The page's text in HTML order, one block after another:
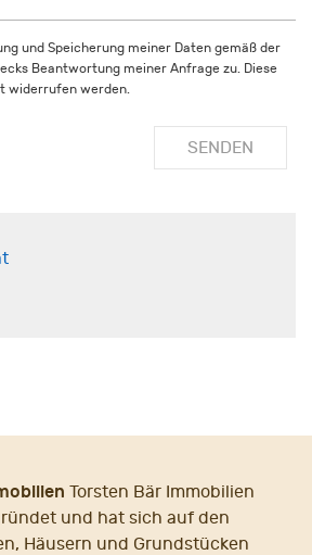
und Speicherung meiner Daten gemäß der
Beantwortung meiner Anfrage zu. Diese
widerrufen werden.
SENDEN
Torsten Bär Immobilien
und hat sich auf den
Häusern und Grundstücken